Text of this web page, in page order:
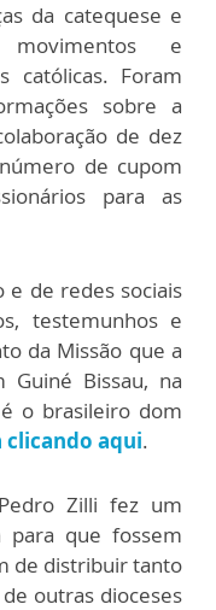
da catequese e
e
católicas. Foram
sobre a
de dez
de cupom
para as
e de redes sociais
testemunhos e
da Missão que a
Guiné Bissau, na
o brasileiro dom
clicando aqui.
Zilli fez um
para que fossem
de distribuir tanto
outras dioceses